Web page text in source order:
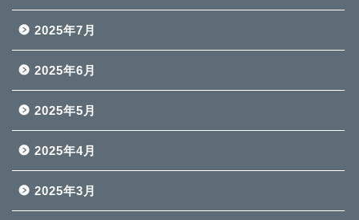
2025年7月
2025年6月
2025年5月
2025年4月
2025年3月